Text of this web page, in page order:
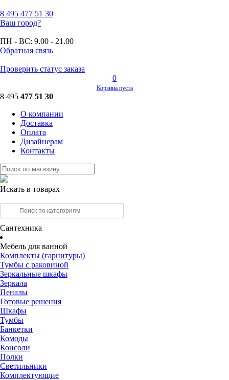
8 495 477 51 30
Ваш город?
ПН - ВС: 9.00 - 21.00
Обратная связь
Проверить статус заказа
0
Корзина пуста
8 495 477 51 30
О компании
Доставка
Оплата
Дизайнерам
Контакты
Искать в товарах
Сантехника
Мебель для ванной
Комплекты (гарнитуры)
Тумбы с раковиной
Зеркальные шкафы
Зеркала
Пеналы
Готовые решения
Шкафы
Тумбы
Банкетки
Комоды
Консоли
Полки
Светильники
Комплектующие